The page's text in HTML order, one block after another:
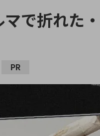
マで折れた
PR